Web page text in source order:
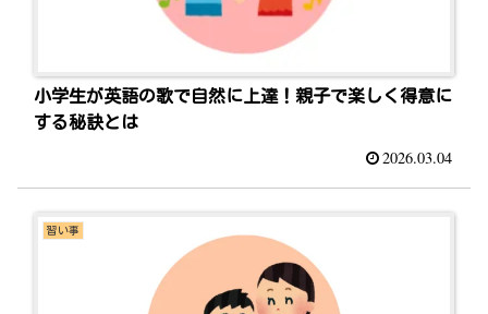
小学生が英語の歌で自然に上達！親子で楽しく得意に
する秘訣とは
2026.03.04
習い事